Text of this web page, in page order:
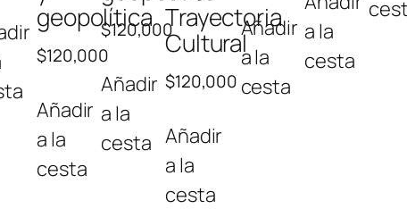
geopolítica
$120,000
Añadir
a la
cesta
$120,000
Añadir
a la
cesta
Trayectoria
Cultural
$120,000
Añadir
a la
cesta
Añadir
a la
cesta
a la
cesta